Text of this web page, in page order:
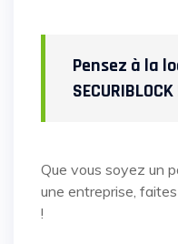
Pensez à la
SECURIBLOCK
Que vous soyez un
une entreprise,
!